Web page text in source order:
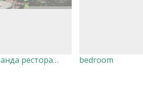
Веранда ресторана "Legends" bedroom